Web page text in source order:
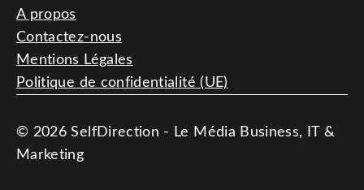
A propos
Contactez-nous
Mentions Légales
Politique de confidentialité (UE)
© 2026 SelfDirection - Le Média Business, IT &
Marketing